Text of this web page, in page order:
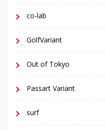
co-lab
GolfVariant
Out of Tokyo
Passart Variant
surf